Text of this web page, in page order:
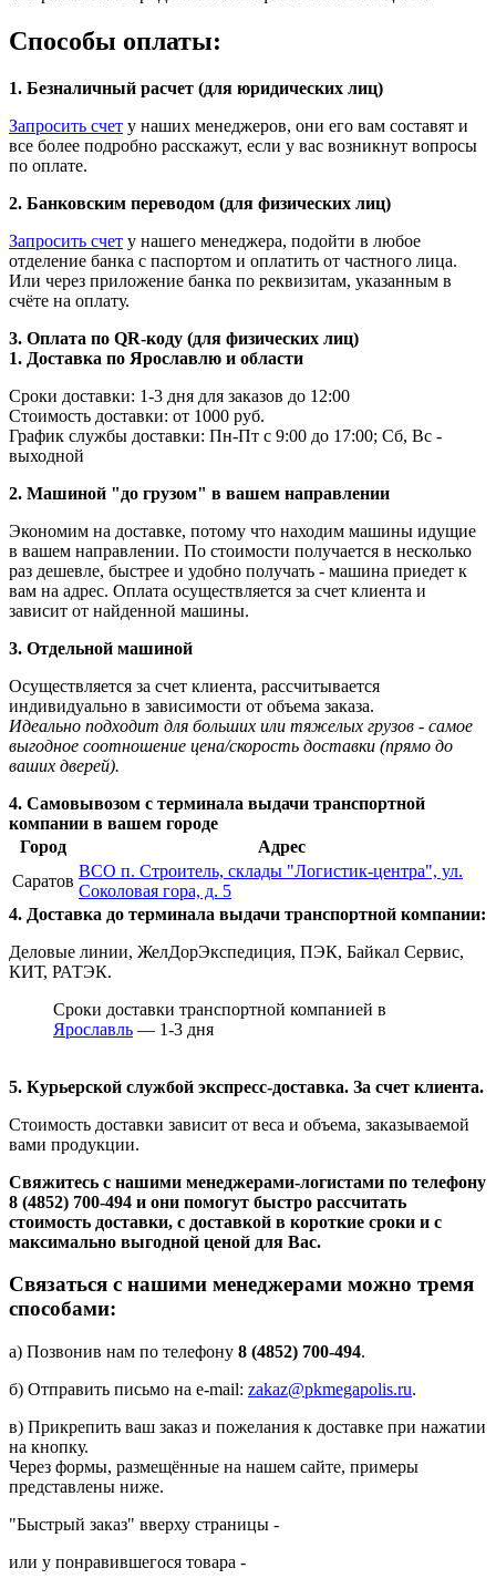
Способы оплаты:
1. Безналичный расчет (для юридических лиц)
Запросить счет у наших менеджеров, они его вам составят и
все более подробно расскажут, если у вас возникнут вопросы
по оплате.
2. Банковским переводом (для физических лиц)
Запросить счет у нашего менеджера, подойти в любое
отделение банка с паспортом и оплатить от частного лица.
Или через приложение банка по реквизитам, указанным в
счёте на оплату.
3. Оплата по QR-коду (для физических лиц)
1. Доставка по Ярославлю и области
Сроки доставки: 1-3 дня для заказов до 12:00
Стоимость доставки: от 1000 руб.
График службы доставки: Пн-Пт с 9:00 до 17:00; Сб, Вс -
выходной
2. Машиной "до грузом" в вашем направлении
Экономим на доставке, потому что находим машины идущие
в вашем направлении. По стоимости получается в несколько
раз дешевле, быстрее и удобно получать - машина приедет к
вам на адрес. Оплата осуществляется за счет клиента и
зависит от найденной машины.
3. Отдельной машиной
Осуществляется за счет клиента, рассчитывается
индивидуально в зависимости от объема заказа.
Идеально подходит для больших или тяжелых грузов - самое
выгодное соотношение цена/скорость доставки (прямо до
ваших дверей).
4. Самовывозом с терминала выдачи транспортной
компании в вашем городе
Город
Адрес
Саратов
ВСО п. Строитель, склады "Логистик-центра", ул.
Соколовая гора, д. 5
4. Доставка до терминала выдачи транспортной компании:
Деловые линии, ЖелДорЭкспедиция, ПЭК, Байкал Сервис,
КИТ, РАТЭК.
Сроки доставки транспортной компанией в
Ярославль — 1-3 дня
5. Курьерской службой экспресс-доставка. За счет клиента.
Стоимость доставки зависит от веса и объема, заказываемой
вами продукции.
Свяжитесь с нашими менеджерами-логистами по телефону
8 (4852) 700-494 и они помогут быстро рассчитать
стоимость доставки, с доставкой в короткие сроки и с
максимально выгодной ценой для Вас.
Связаться с нашими менеджерами можно тремя
способами:
а) Позвонив нам по телефону 8 (4852) 700-494.
б) Отправить письмо на e-mail: zakaz@pkmegapolis.ru.
в) Прикрепить ваш заказ и пожелания к доставке при нажатии
на кнопку.
Через формы, размещённые на нашем сайте, примеры
представлены ниже.
"Быстрый заказ" вверху страницы -
или у понравившегося товара -